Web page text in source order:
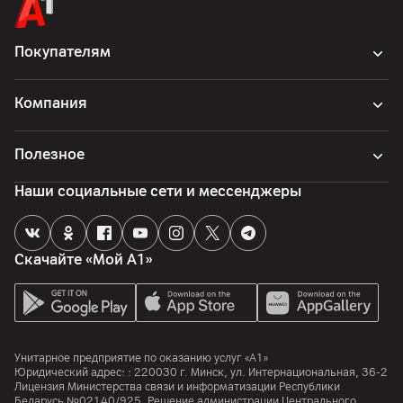
Страна производитель
Вьетнам
Покупателям
Компания
Полезное
Скачайте «Мой А1»
Наши социальные сети и мессенджеры
Унитарное предприятие по оказанию услуг «А1»
Юридический адрес: : 220030 г. Минск, ул. Интернациональная, 36-2
Лицензия Министерства связи и информатизации Республики